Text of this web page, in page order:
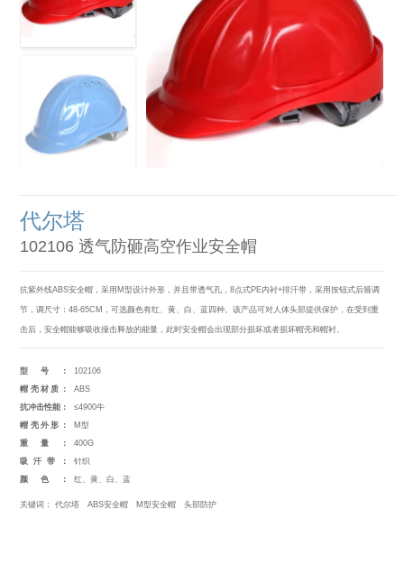
代尔塔
102106 透气防砸高空作业安全帽
抗紫外线ABS安全帽，采用M型设计外形，并且带透气孔，8点式PE内衬+排汗带，采用按钮式后箍调
节，调尺寸：48-65CM，可选颜色有红、黄、白、蓝四种。该产品可对人体头部提供保护，在受到重
击后，安全帽能够吸收撞击释放的能量，此时安全帽会出现部分损坏或者损坏帽壳和帽衬。
型号：
102106
帽壳材质：
ABS
抗冲击性能：
≤4900牛
帽壳外形：
M型
重量：
400G
吸汗带：
针织
颜色：
红、黄、白、蓝
关键词：代尔塔 ABS安全帽 M型安全帽 头部防护